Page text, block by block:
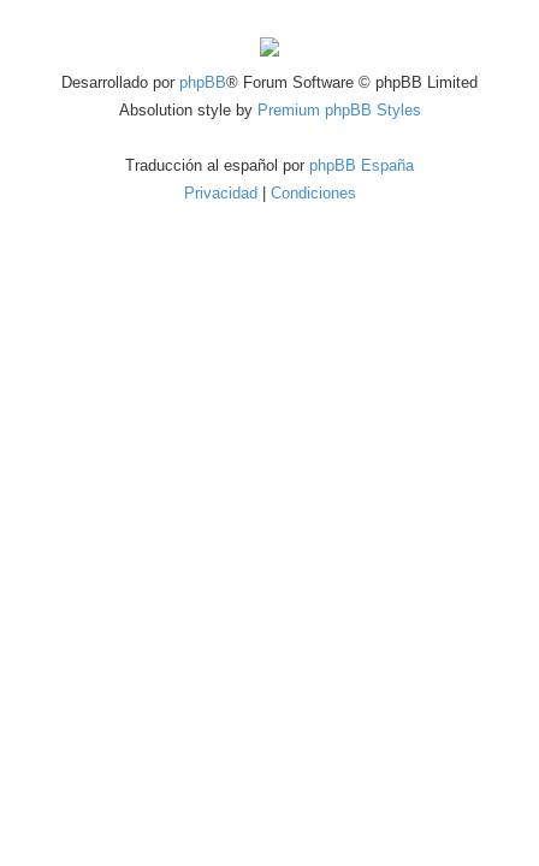
Desarrollado por phpBB® Forum Software © phpBB Limited
Absolution style by Premium phpBB Styles
Traducción al español por phpBB España
Privacidad
Condiciones